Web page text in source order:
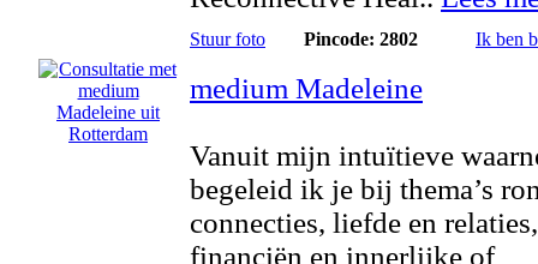
Stuur foto Pincode: 2802 Ik ben
medium Madeleine
Vanuit mijn intuïtieve
begeleid ik je bij thema’s
connecties, liefde en
financiën en innerlijke of